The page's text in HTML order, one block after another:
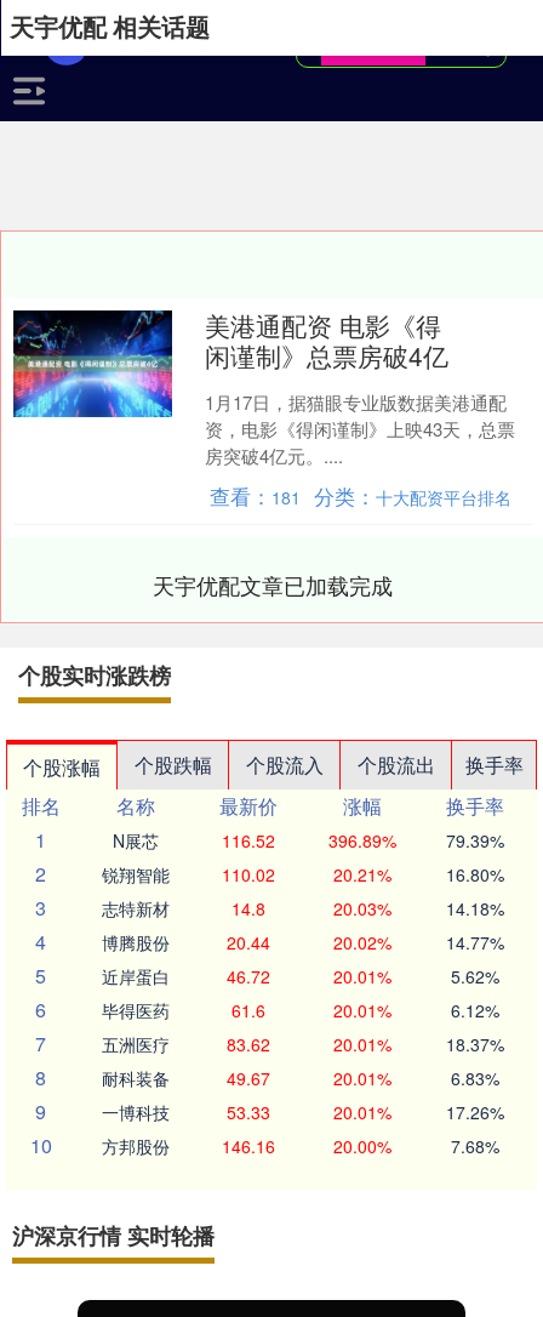
天宇优配 相关话题
美港通配资 电影《得
闲谨制》总票房破4亿
1月17日，据猫眼专业版数据美港通配
资，电影《得闲谨制》上映43天，总票
房突破4亿元。....
查看： 181 分类：十大配资平台排名
天宇优配文章已加载完成
个股实时涨跌榜
个股涨幅 个股跌幅 个股流入 个股流出
换手率
排名
名称 最新价 涨幅
换手率
1
N展芯 116.52 396.89% 79.39%
2 锐翔智能 110.02 20.21% 16.80%
3 志特新材 14.8 20.03% 14.18%
4 博腾股份 20.44 20.02% 14.77%
5 近岸蛋白 46.72 20.01% 5.62%
6 毕得医药 61.6 20.01% 6.12%
7 五洲医疗 83.62 20.01% 18.37%
8 耐科装备 49.67 20.01% 6.83%
9 一博科技 53.33 20.01% 17.26%
10 方邦股份 146.16 20.00% 7.68%
沪深京行情 实时轮播